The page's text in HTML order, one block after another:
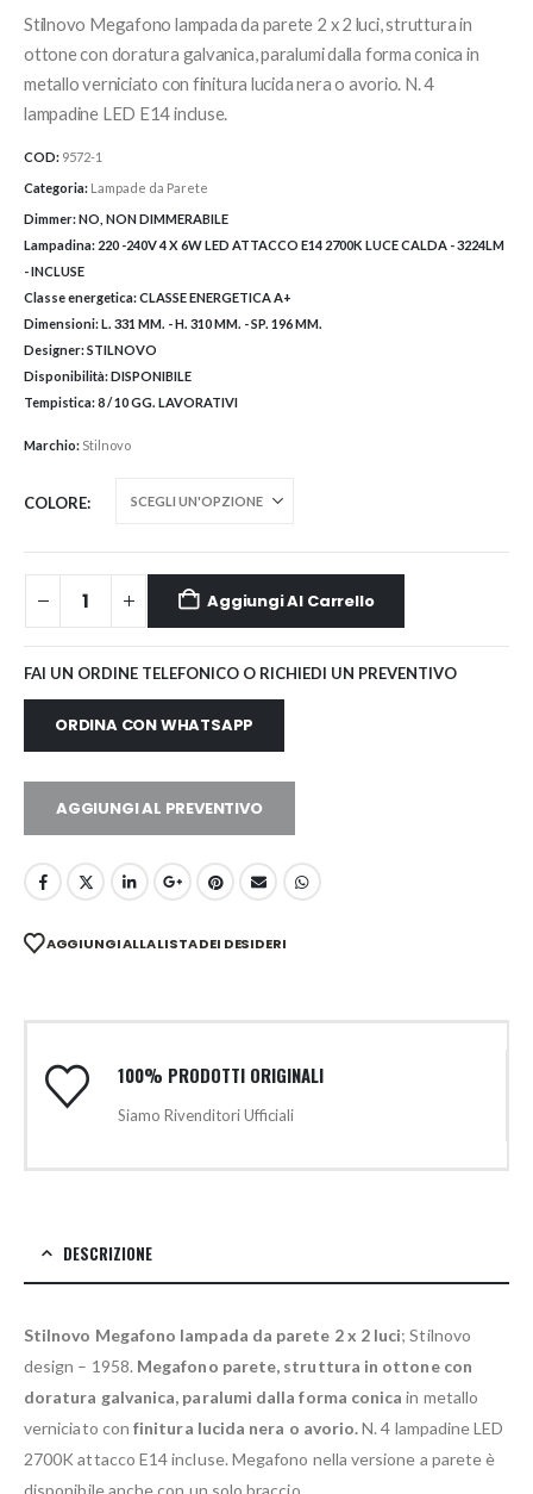
da
989,00€
a
Stilnovo Megafono lampada da parete 2 x 2 luci, struttura in
ottone con doratura galvanica, paralumi dalla forma conica in
metallo verniciato con finitura lucida nera o avorio. N. 4
lampadine LED E14 incluse.
COD: 9572-1
Categoria: Lampade da Parete
Dimmer:NO, NON DIMMERABILE
Lampadina: 220 -240V 4 X 6W LED ATTACCO E14 2700K LUCE CALDA - 3224LM
- INCLUSE
Classe energetica:CLASSE ENERGETICA A+
Dimensioni:L. 331 MM. - H. 310 MM. - SP. 196 MM.
Designer:STILNOVO
Disponibilità:DISPONIBILE
Tempistica:8 / 10 GG. LAVORATIVI
Marchio: Stilnovo
COLORE
Aggiungi Al Carrello
FAI UN ORDINE TELEFONICO O RICHIEDI UN PREVENTIVO
ORDINA CON WHATSAPP
AGGIUNGI AL PREVENTIVO
AGGIUNGI ALLA LISTA DEI DESIDERI
100% PRODOTTI ORIGINALI
Siamo Rivenditori Ufficiali
DESCRIZIONE
Stilnovo Megafono lampada da parete 2 x 2 luci; Stilnovo
design – 1958. Megafono parete, struttura in ottone con
doratura galvanica, paralumi dalla forma conica in metallo
verniciato confinitura lucida nera o avorio.N. 4 lampadine LED
2700K attacco E14 incluse. Megafono nella versione a parete è
disponibile anche con un solo braccio.